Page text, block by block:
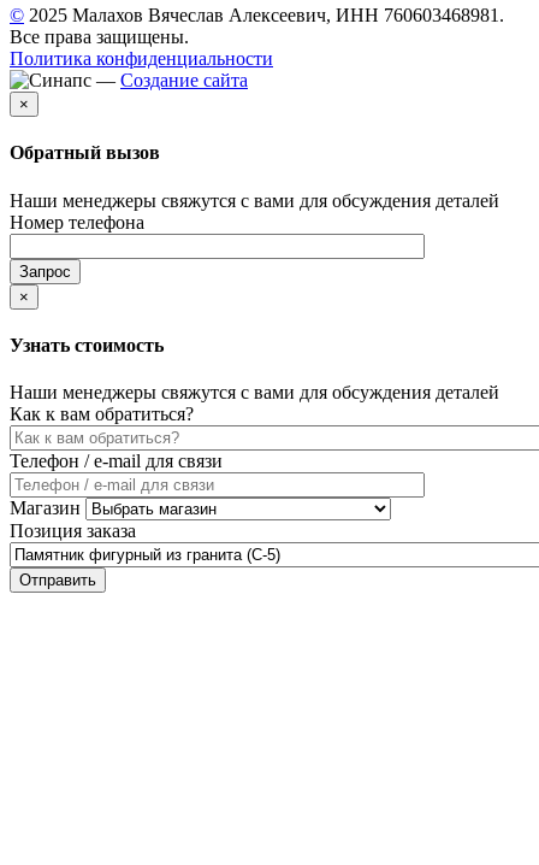
© 2025 Малахов Вячеслав Алексеевич, ИНН 760603468981.
Все права защищены.
Политика конфиденциальности
— Создание сайта
×
Обратный вызов
Наши менеджеры свяжутся с вами для обсуждения деталей
Номер телефона
×
Узнать стоимость
Наши менеджеры свяжутся с вами для обсуждения деталей
Как к вам обратиться?
Телефон / e-mail для связи
Магазин
Позиция заказа